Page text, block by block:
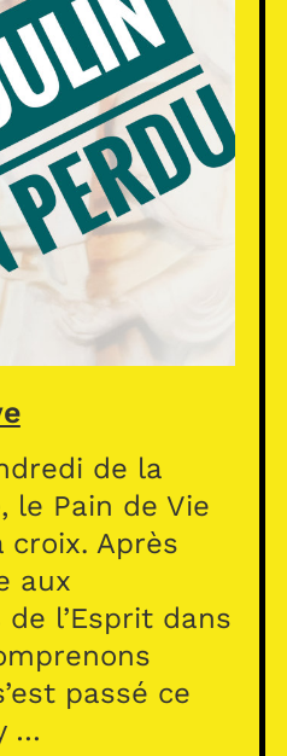
de la
le Pain de Vie
Après
aux
l’Esprit dans
passé ce
…